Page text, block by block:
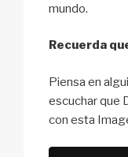
mundo.
Recuerda
Piensa en
escuchar que
con esta